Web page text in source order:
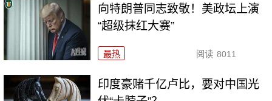
向特朗普同志致敬！美政坛上演
“超级抹红大赛”
最热 阅读 8011
印度豪赌千亿卢比，要对中国光